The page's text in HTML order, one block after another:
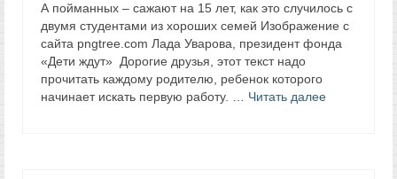
А пойманных – сажают на 15 лет, как это случилось с
двумя студентами из хороших семей Изображение с
сайта pngtree.com Лада Уварова, президент фонда
«Дети ждут» Дорогие друзья, этот текст надо
прочитать каждому родителю, ребенок которого
начинает искать первую работу. … Читать далее